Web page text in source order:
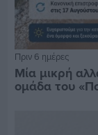
Πριν 6 ημέρες
Μία μικρή
ομάδα του